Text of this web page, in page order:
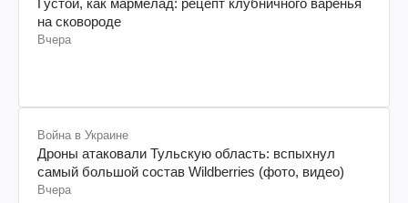
Густой, как мармелад: рецепт клубничного варенья
на сковороде
Война в Украине
Дроны атаковали Тульскую область: вспыхнул
самый большой состав Wildberries (фото, видео)